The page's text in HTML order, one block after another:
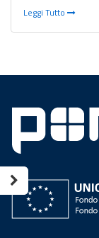
Leggi Tutto